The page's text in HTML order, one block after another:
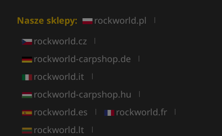
Nasze sklepy: rockworld.pl |
rockworld.cz |
rockworld-carpshop.de |
rockworld.it |
rockworld-carpshop.hu |
rockworld.es | rockworld.fr |
rockworld.lt |